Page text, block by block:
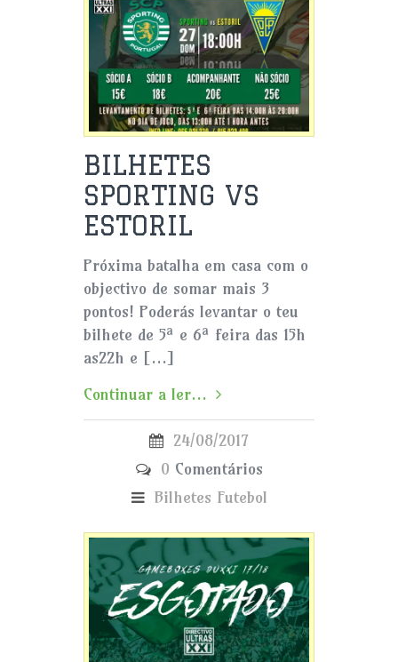
BILHETES
SPORTING VS
ESTORIL
Próxima batalha em casa com o
objectivo de somar mais 3
pontos! Poderás levantar o teu
bilhete de 5ª e 6ª feira das 15h
as22h e […]
Continuar a ler...
24/08/2017
0 Comentários
Bilhetes Futebol